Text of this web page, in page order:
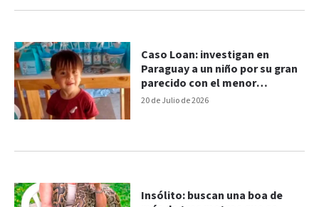
20 de Julio de 2026
Caso Loan: investigan en
Paraguay a un niño por su gran
parecido con el menor
desaparecido
Insólito: buscan una boa de